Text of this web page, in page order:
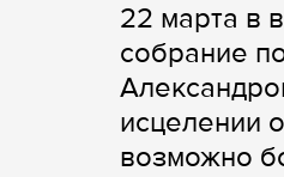
22 марта в
собрание
исцелении
возможно